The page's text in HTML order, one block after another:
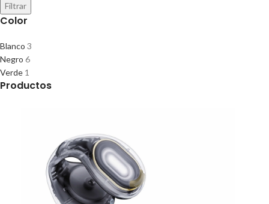
Filtrar
Color
Blanco 3
Negro 6
Verde 1
Productos